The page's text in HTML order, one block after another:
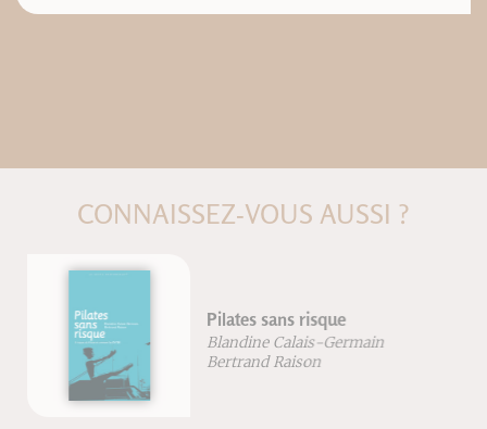
CONNAISSEZ-VOUS AUSSI ?
Pilates sans risque
Blandine Calais-Germain
Bertrand Raison